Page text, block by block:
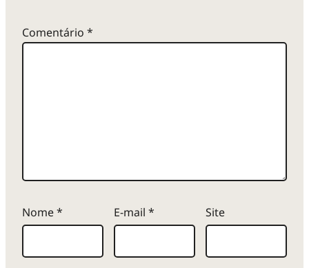
Comentário *
Nome* E-mail * Site